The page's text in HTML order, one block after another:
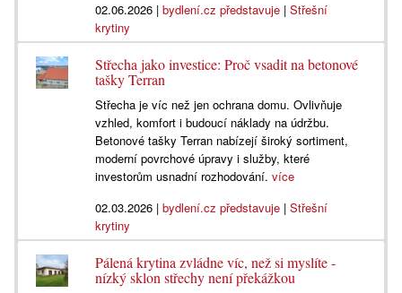
02.06.2026 |bydlení.cz představuje |Střešní
krytiny
Střecha jako investice: Proč vsadit na betonové
tašky Terran
Střecha je víc než jen ochrana domu. Ovlivňuje
vzhled, komfort i budoucí náklady na údržbu.
Betonové tašky Terran nabízejí široký sortiment,
moderní povrchové úpravy i služby, které
investorům usnadní rozhodování.více
02.03.2026 |bydlení.cz představuje |Střešní
krytiny
Pálená krytina zvládne víc, než si myslíte -
nízký sklon střechy není překážkou